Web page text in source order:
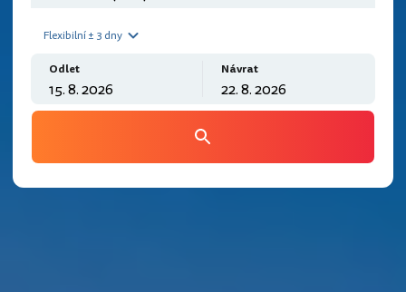
Flexibilní ± 3 dny
Odlet Návrat